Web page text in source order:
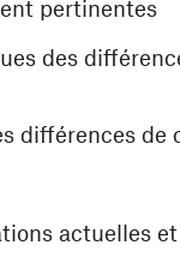
pertinentes
des
différences de
actuelles